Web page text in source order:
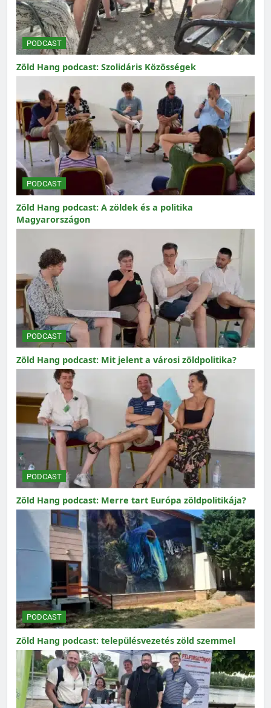
PODCAST
Zöld Hang podcast: Szolidáris Közösségek
PODCAST
Zöld Hang podcast: A zöldek és a politika
Magyarországon
PODCAST
Zöld Hang podcast: Mit jelent a városi zöldpolitika?
PODCAST
Zöld Hang podcast: Merre tart Európa zöldpolitikája?
PODCAST
Zöld Hang podcast: településvezetés zöld szemmel